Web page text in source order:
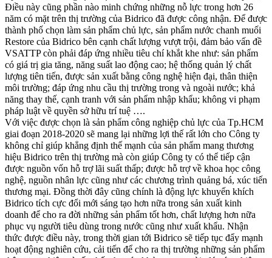
Điều này cũng phần nào minh chứng những nỗ lực trong hơn 26
năm có mặt trên thị trường của Bidrico đã được công nhận. Để được
thành phố chọn làm sản phẩm chủ lực, sản phẩm nước chanh muối
Restore của Bidrico bên cạnh chất lượng vượt trội, đảm bảo vấn đề
VSATTP còn phải đáp ứng nhiều tiêu chí khắt khe như: sản phẩm
có giá trị gia tăng, năng suất lao động cao; hệ thống quản lý chất
lượng tiên tiến, được sản xuất bằng công nghệ hiện đại, thân thiện
môi trường; đáp ứng nhu cầu thị trường trong và ngoài nước; khả
năng thay thế, cạnh tranh với sản phẩm nhập khẩu; không vi phạm
pháp luật về quyền sở hữu trí tuệ ….
Với việc được chọn là sản phẩm công nghiệp chủ lực của Tp.HCM
giai đoạn 2018-2020 sẽ mang lại những lợi thế rất lớn cho Công ty
không chỉ giúp khẳng định thế mạnh của sản phẩm mang thương
hiệu Bidrico trên thị trường mà còn giúp Công ty có thể tiếp cận
được nguồn vốn hỗ trợ lãi suất thấp; được hỗ trợ về khoa học công
nghệ, nguồn nhân lực cũng như các chương trình quảng bá, xúc tiến
thương mại. Đồng thời đây cũng chính là động lực khuyến khích
Bidrico tích cực đổi mới sáng tạo hơn nữa trong sản xuất kinh
doanh để cho ra đời những sản phẩm tốt hơn, chất lượng hơn nữa
phục vụ người tiêu dùng trong nước cũng như xuất khẩu. Nhận
thức được điều này, trong thời gian tới Bidrico sẽ tiếp tục đẩy mạnh
hoạt động nghiên cứu, cải tiến để cho ra thị trường những sản phẩm